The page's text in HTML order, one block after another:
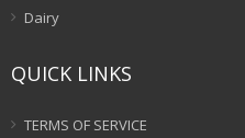
Dairy
QUICK LINKS
TERMS OF SERVICE